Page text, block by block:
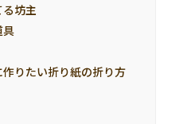
坊主
具
りたい折り紙の折り方